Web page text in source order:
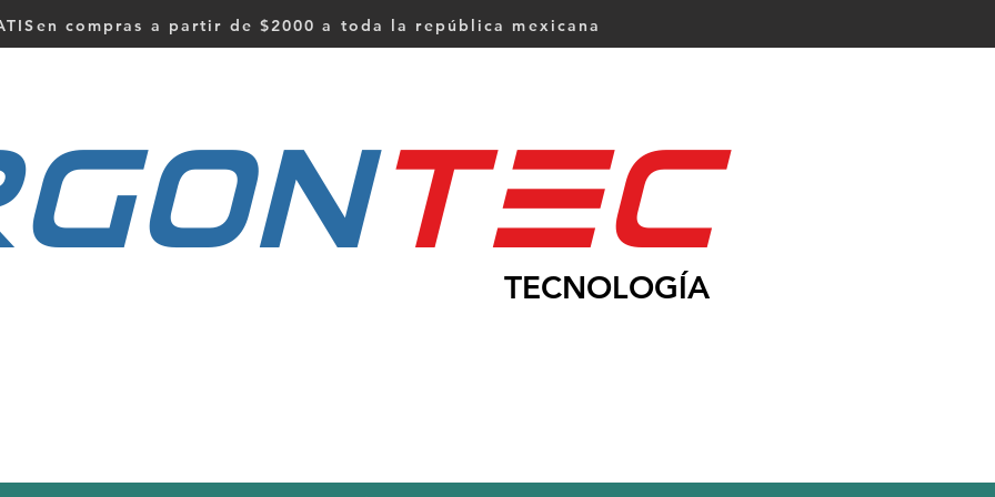
compras a partir de $2000 a toda la república mexicana
tEc
TECNOLOGÍA